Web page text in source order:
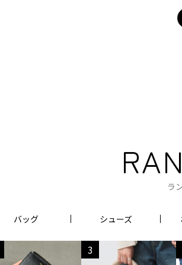
ラ
バッグ シューズ
3